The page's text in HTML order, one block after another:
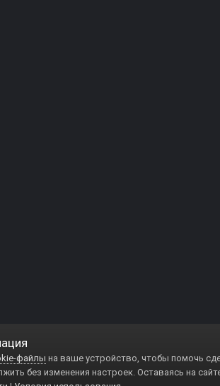
файлы на ваше устройство, чтобы помочь
без изменения настроек. Оставаясь на